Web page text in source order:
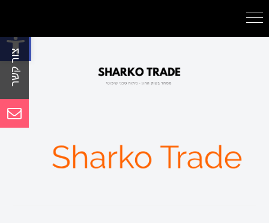
פתח סרגל נגישות